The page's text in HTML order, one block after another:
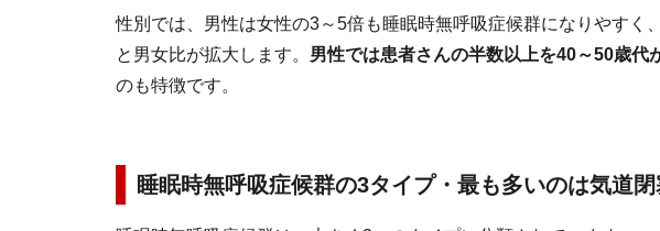
性別では、男性は女性の3～5倍も睡眠時無呼吸症候群になりやすく
と男女比が拡大します。 男性では患者さんの半数以上を40～50歳代
のも特徴です。
睡眠時無呼吸症候群の3タイプ・最も多いのは気道